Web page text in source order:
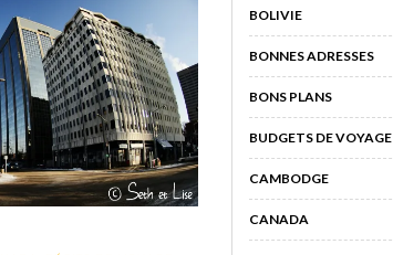
BOLIVIE
BONNES ADRESSES
BONS PLANS
BUDGETS DE VOYAGE
CAMBODGE
CANADA